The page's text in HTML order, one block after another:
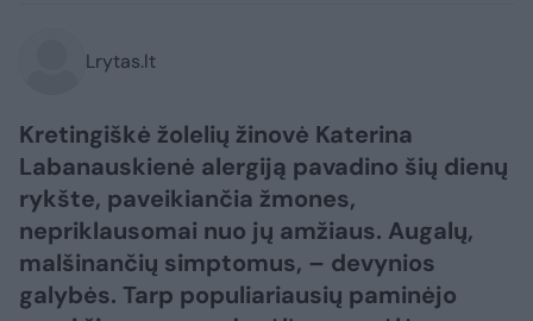
Lrytas.lt
Kretingiškė žolelių žinovė Katerina
Labanauskienė alergiją pavadino šių dienų
rykšte, paveikiančia žmones,
nepriklausomai nuo jų amžiaus. Augalų,
malšinančių simptomus, – devynios
galybės. Tarp populiariausių paminėjo